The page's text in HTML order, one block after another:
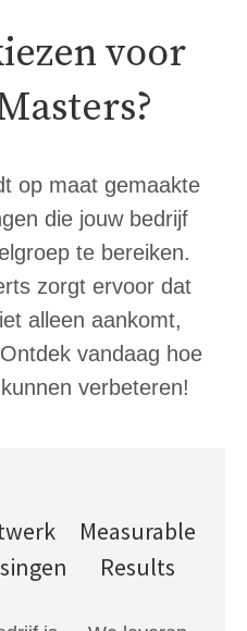
voor
op maat gemaakte
die jouw bedrijf
te bereiken.
zorgt ervoor dat
alleen aankomt,
vandaag hoe
verbeteren!
Measurable
Results